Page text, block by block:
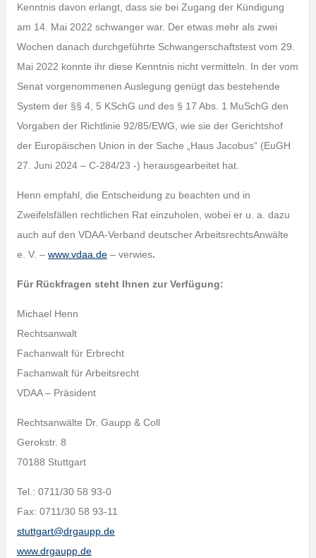
Kenntnis davon erlangt, dass sie bei Zugang der Kündigung
am 14. Mai 2022 schwanger war. Der etwas mehr als zwei
Wochen danach durchgeführte Schwangerschaftstest vom 29.
Mai 2022 konnte ihr diese Kenntnis nicht vermitteln. In der vom
Senat vorgenommenen Auslegung genügt das bestehende
System der §§ 4, 5 KSchG und des § 17 Abs. 1 MuSchG den
Vorgaben der Richtlinie 92/85/EWG, wie sie der Gerichtshof
der Europäischen Union in der Sache „Haus Jacobus“ (EuGH
27. Juni 2024 – C-284/23 -) herausgearbeitet hat.
Henn empfahl, die Entscheidung zu beachten und in
Zweifelsfällen rechtlichen Rat einzuholen, wobei er u. a. dazu
auch auf den VDAA-Verband deutscher ArbeitsrechtsAnwälte
e. V. – www.vdaa.de– verwies.
Für Rückfragen steht Ihnen zur Verfügung:
Michael Henn
Rechtsanwalt
Fachanwalt für Erbrecht
Fachanwalt für Arbeitsrecht
VDAA – Präsident
Rechtsanwälte Dr. Gaupp & Coll
Gerokstr. 8
70188 Stuttgart
Tel.: 0711/30 58 93-0
Fax: 0711/30 58 93-11
stuttgart@drgaupp.de
www.drgaupp.de